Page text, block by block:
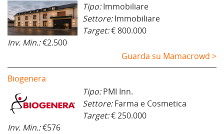
Tipo:Immobiliare
Settore:Immobiliare
Target:€ 800.000
Inv. Min.:€2.500
Guarda su Mamacrowd >
Biogenera
Tipo:PMI Inn.
Settore:Farma e Cosmetica
Target:€ 250.000
Inv. Min.:€576